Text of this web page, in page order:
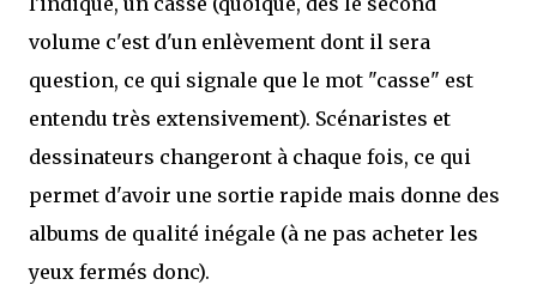
volume c'est d'un enlèvement dont il sera
question, ce qui signale que le mot "casse" est
entendu très extensivement). Scénaristes et
dessinateurs changeront à chaque fois, ce qui
permet d'avoir une sortie rapide mais donne des
albums de qualité inégale (à ne pas acheter les
yeux fermés donc).